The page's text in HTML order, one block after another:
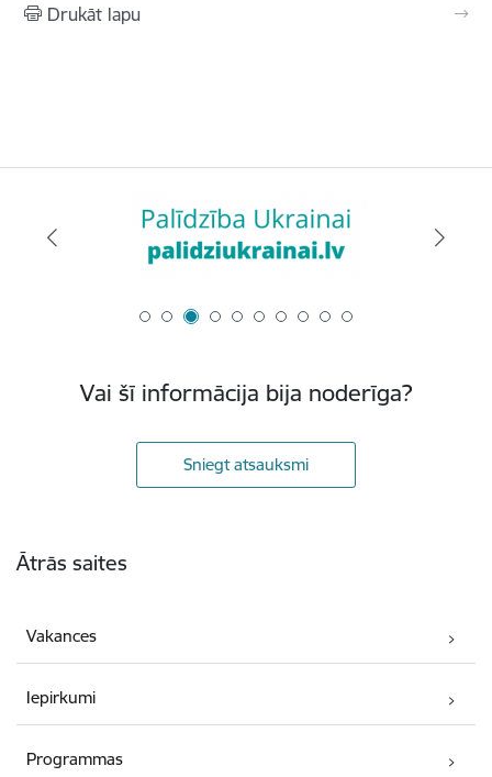
Drukāt lapu
Vai šī informācija bija noderīga?
Sniegt atsauksmi
Ātrās saites
Vakances
Iepirkumi
Programmas